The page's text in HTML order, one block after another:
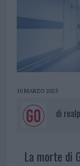
10 MARZO 2025
di
La morte di